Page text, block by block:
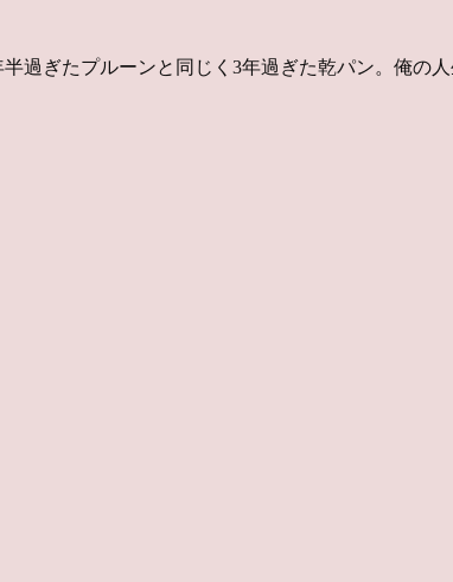
過ぎたプルーンと同じく3年過ぎた乾パン。俺の人